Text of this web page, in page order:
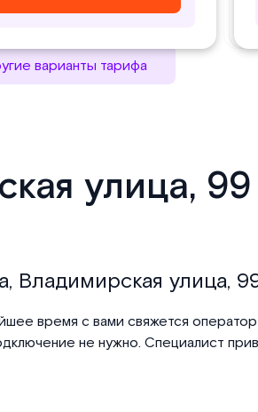
варианты тарифа
улица, 99
Владимирская улица,
время с вами свяжется
не нужно. Специалист